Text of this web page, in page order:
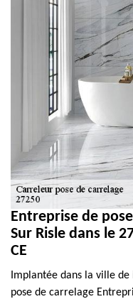
Entreprise de
Sur Risle dans le
CE
Implantée dans la ville de
pose de carrelage